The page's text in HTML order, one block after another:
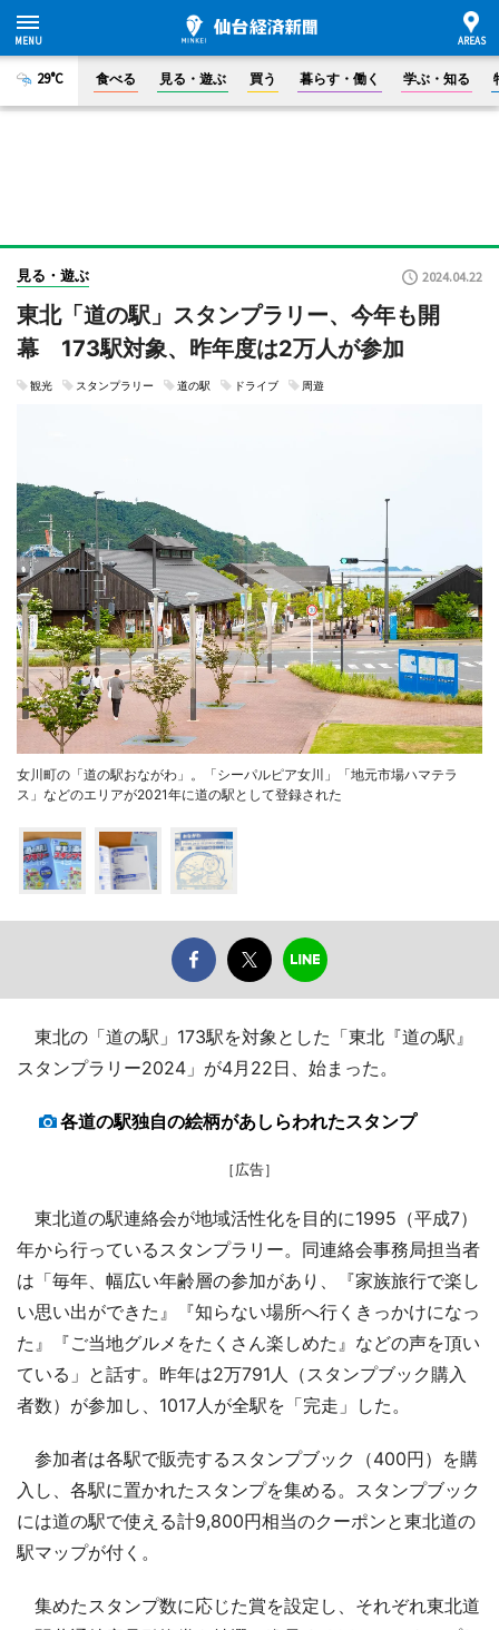
29°C 食べる 見る・遊ぶ 買う 暮らす・働く 学ぶ・知る
見る・遊ぶ 2024.04.22
東北「道の駅」スタンプラリー、今年も開
幕 173駅対象、昨年度は2万人が参加
観光 スタンプラリー 道の駅 ドライブ 周遊
女川町の「道の駅おながわ」。「シーパルピア女川」「地元市場ハマテラ
ス」などのエリアが2021年に道の駅として登録された
東北の「道の駅」173駅を対象とした「東北『道の駅』
スタンプラリー2024」が4月22日、始まった。
各道の駅独自の絵柄があしらわれたスタンプ
［広告］
東北道の駅連絡会が地域活性化を目的に1995（平成7）
年から行っているスタンプラリー。同連絡会事務局担当者
は「毎年、幅広い年齢層の参加があり、『家族旅行で楽し
い思い出ができた』『知らない場所へ行くきっかけになっ
た』『ご当地グルメをたくさん楽しめた』などの声を頂い
ている」と話す。昨年は2万791人（スタンプブック購入
者数）が参加し、1017人が全駅を「完走」した。
参加者は各駅で販売するスタンプブック（400円）を購
入し、各駅に置かれたスタンプを集める。スタンプブック
には道の駅で使える計9,800円相当のクーポンと東北道の
駅マップが付く。
集めたスタンプ数に応じた賞を設定し、それぞれ東北道